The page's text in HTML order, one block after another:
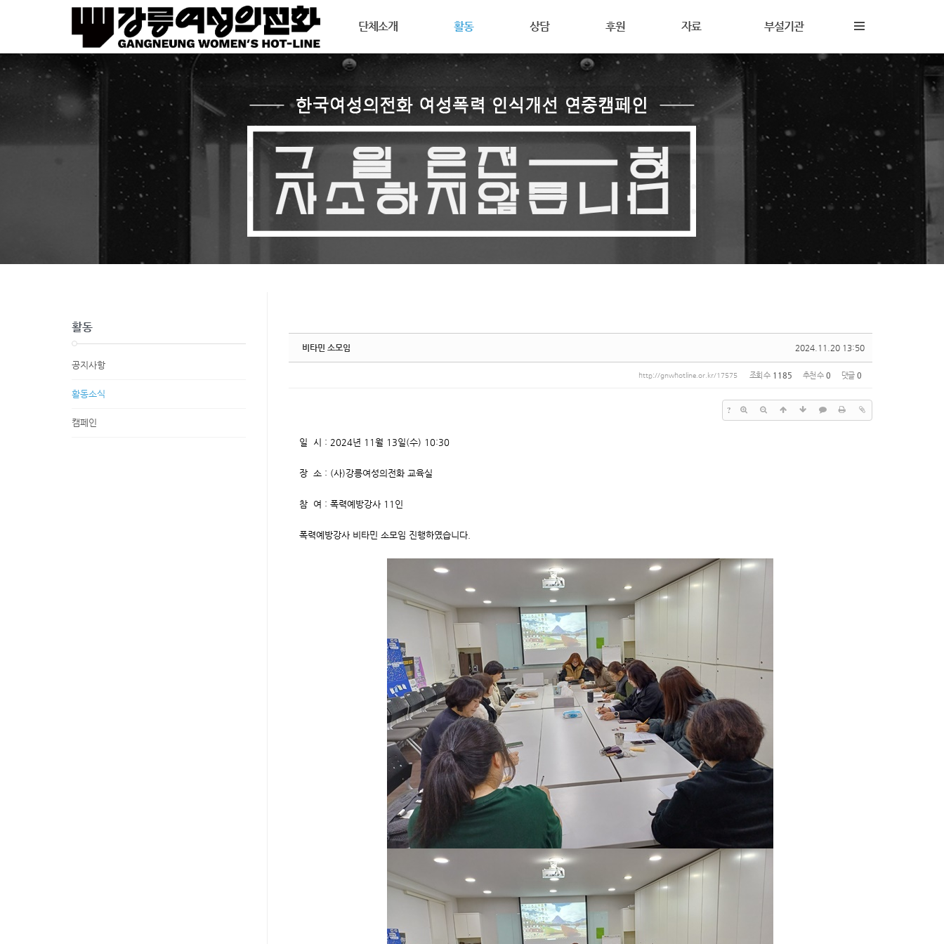
단체소개
강릉여성의전화는
목표
조직도
오시는길
활동
캠페인
상담
상담안내
여성주의상담이란
온라인 상담
후원
후원안내
회원활동
자원활동
자료
재정보고
갤러리
부설기관
해솔상담소
2024.11.20 13:50
비타민 소모임
http://gnwhotline.or.kr/17575 조회 수 1185 추천 수 0 댓글 0
?
일 시 : 2024년 11월 13일(수) 10:30
장 소 : (사)강릉여성의전화 교육실
참 여 : 폭력예방강사 11인
​폭력예방강사 비타민 소모임 진행하였습니다.
활동
공지사항
활동소식
캠페인